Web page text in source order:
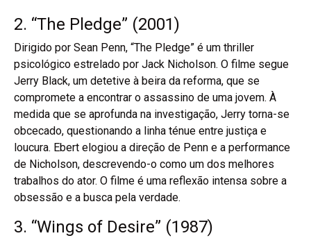
2. “The Pledge” (2001)
Dirigido por Sean Penn, “The Pledge” é um thriller
psicológico estrelado por Jack Nicholson. O filme segue
Jerry Black, um detetive à beira da reforma, que se
compromete a encontrar o assassino de uma jovem. À
medida que se aprofunda na investigação, Jerry torna-se
obcecado, questionando a linha ténue entre justiça e
loucura. Ebert elogiou a direção de Penn e a performance
de Nicholson, descrevendo-o como um dos melhores
trabalhos do ator. O filme é uma reflexão intensa sobre a
obsessão e a busca pela verdade.
3. “Wings of Desire” (1987)